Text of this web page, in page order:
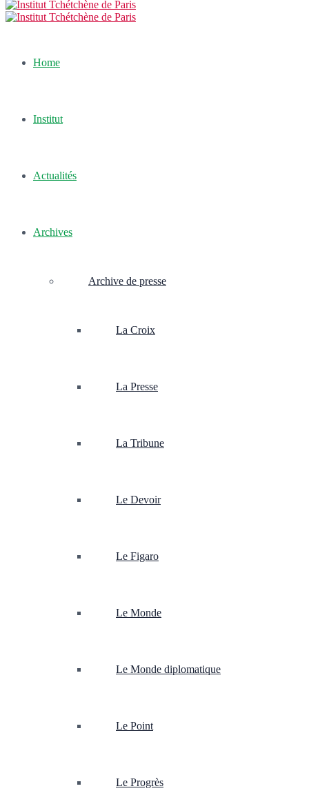
Home
Institut
Actualités
Archives
Archive de presse
La Croix
La Presse
La Tribune
Le Devoir
Le Figaro
Le Monde
Le Monde diplomatique
Le Point
Le Progrès